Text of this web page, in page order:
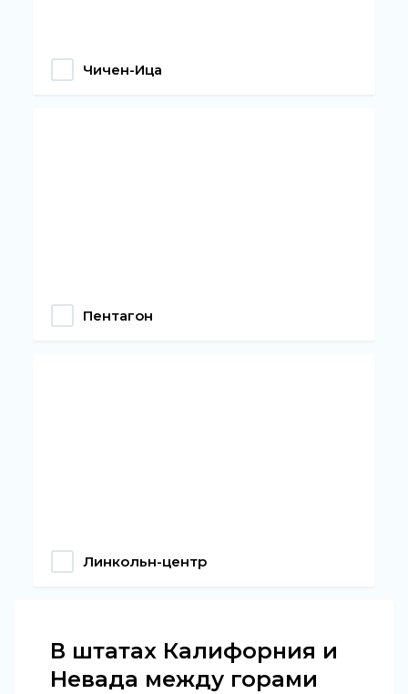
Чичен-Ица
Пентагон
Линкольн-центр
В штатах Калифорния и
Невада между горами